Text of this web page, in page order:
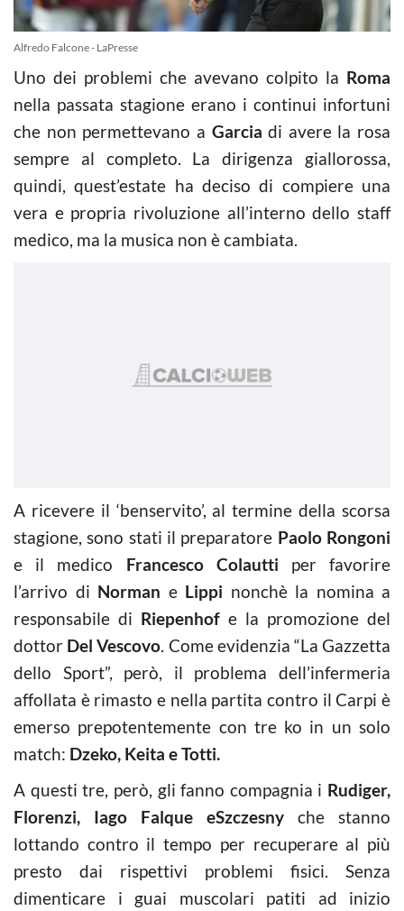
Alfredo Falcone - LaPresse
Uno dei problemi che avevano colpito la Roma
nella passata stagione erano i continui infortuni
che non permettevano a Garcia di avere la rosa
sempre al completo. La dirigenza giallorossa,
quindi, quest’estate ha deciso di compiere una
vera e propria rivoluzione all’interno dello staff
medico, ma la musica non è cambiata.
A ricevere il ‘benservito’, al termine della scorsa
stagione, sono stati il preparatore Paolo Rongoni
e il medico Francesco Colautti per favorire
l’arrivo di Norman e Lippi nonchè la nomina a
responsabile di Riepenhof e la promozione del
dottor Del Vescovo. Come evidenzia “La Gazzetta
dello Sport”, però, il problema dell’infermeria
affollata è rimasto e nella partita contro il Carpi è
emerso prepotentemente con tre ko in un solo
match: Dzeko, Keita e Totti.
A questi tre, però, gli fanno compagnia i Rudiger,
Florenzi, Iago Falque eSzczesny che stanno
lottando contro il tempo per recuperare al più
presto dai rispettivi problemi fisici. Senza
dimenticare i guai muscolari patiti ad inizio